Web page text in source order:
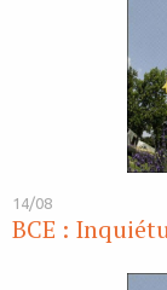
14/08
BCE :